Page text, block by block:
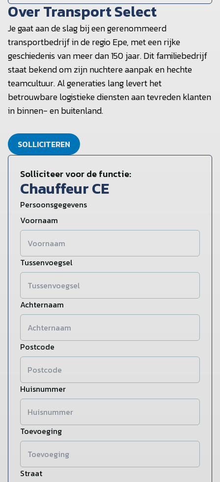
Over Transport Select
Je gaat aan de slag bij een gerenommeerd
transportbedrijf in de regio Epe, met een rijke
geschiedenis van meer dan 150 jaar. Dit familiebedrijf
staat bekend om zijn nuchtere aanpak en hechte
teamcultuur. Al generaties lang levert het
betrouwbare logistieke diensten aan tevreden klanten
in binnen- en buitenland.
SOLLICITEREN
Solliciteer voor de functie:
Chauffeur CE
Persoonsgegevens
Voornaam
Tussenvoegsel
Achternaam
Postcode
Huisnummer
Toevoeging
Straat